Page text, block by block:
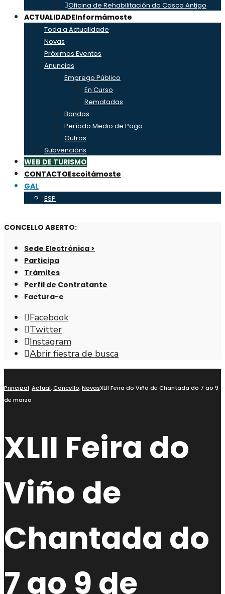
Oficina de Rehabilitación do Casco Antigo
ACTUALIDADEInformámoste
Toda a Actualidade
Novas
Próximos Eventos
Anuncios
Emprego Público
En Curso
Rematadas
Bandos
Período Medio de Pago
Outros
Subvencións
WEB DE TURISMO
CONTACTOEscoitámoste
GAL
ESP
CONCELLO ABERTO:
Sede Electrónica >
Participa
Trámites
Perfil de Contratante
Factura-e
Facebook
Twitter
Instagram
Abrir fiestra de busca
Principal Actual,Concello,NovasXLII Feira do Viño de Chantada do 7 ao 9
de marzo
XLII Feira do
Viño de
Chantada do
7 ao 9 de